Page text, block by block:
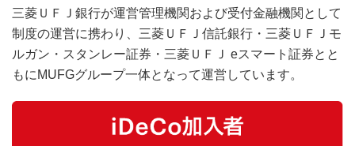
三菱ＵＦＪ銀行が運営管理機関および受付金融機関として
制度の運営に携わり、三菱ＵＦＪ信託銀行・三菱ＵＦＪモ
ルガン・スタンレー証券・三菱ＵＦＪ eスマート証券とと
もにMUFGグループ一体となって運営しています。